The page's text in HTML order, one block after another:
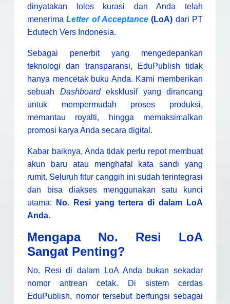
dinyatakan lolos kurasi dan Anda telah
menerimaLetter of Acceptance (LoA) dari PT
Edutech Vers Indonesia.
Sebagai penerbit yang mengedepankan
teknologi dan transparansi, EduPublish tidak
hanya mencetak buku Anda. Kami memberikan
sebuah Dashboardeksklusif yang dirancang
untuk mempermudah proses produksi,
memantau royalti, hingga memaksimalkan
promosi karya Anda secara digital.
Kabar baiknya, Anda tidak perlu repot membuat
akun baru atau menghafal kata sandi yang
rumit. Seluruh fitur canggih ini sudah terintegrasi
dan bisa diakses menggunakan satu kunci
utama:
No. Resi yang tertera di dalam LoA
Anda.
Mengapa No. Resi LoA
Sangat Penting?
No. Resi di dalam LoA Anda bukan sekadar
nomor antrean cetak. Di sistem cerdas
EduPublish, nomor tersebut berfungsi sebagai